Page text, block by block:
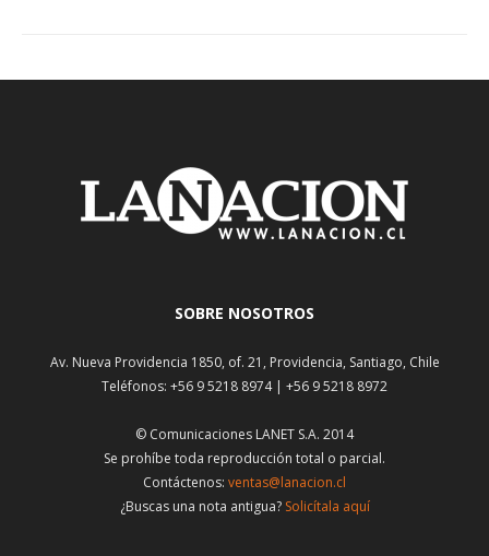
SOBRE NOSOTROS
Av. Nueva Providencia 1850, of. 21, Providencia, Santiago, Chile
Teléfonos: +56 9 5218 8974 | +56 9 5218 8972
© Comunicaciones LANET S.A. 2014
Se prohíbe toda reproducción total o parcial.
Contáctenos: ventas@lanacion.cl
¿Buscas una nota antigua? Solicítala aquí